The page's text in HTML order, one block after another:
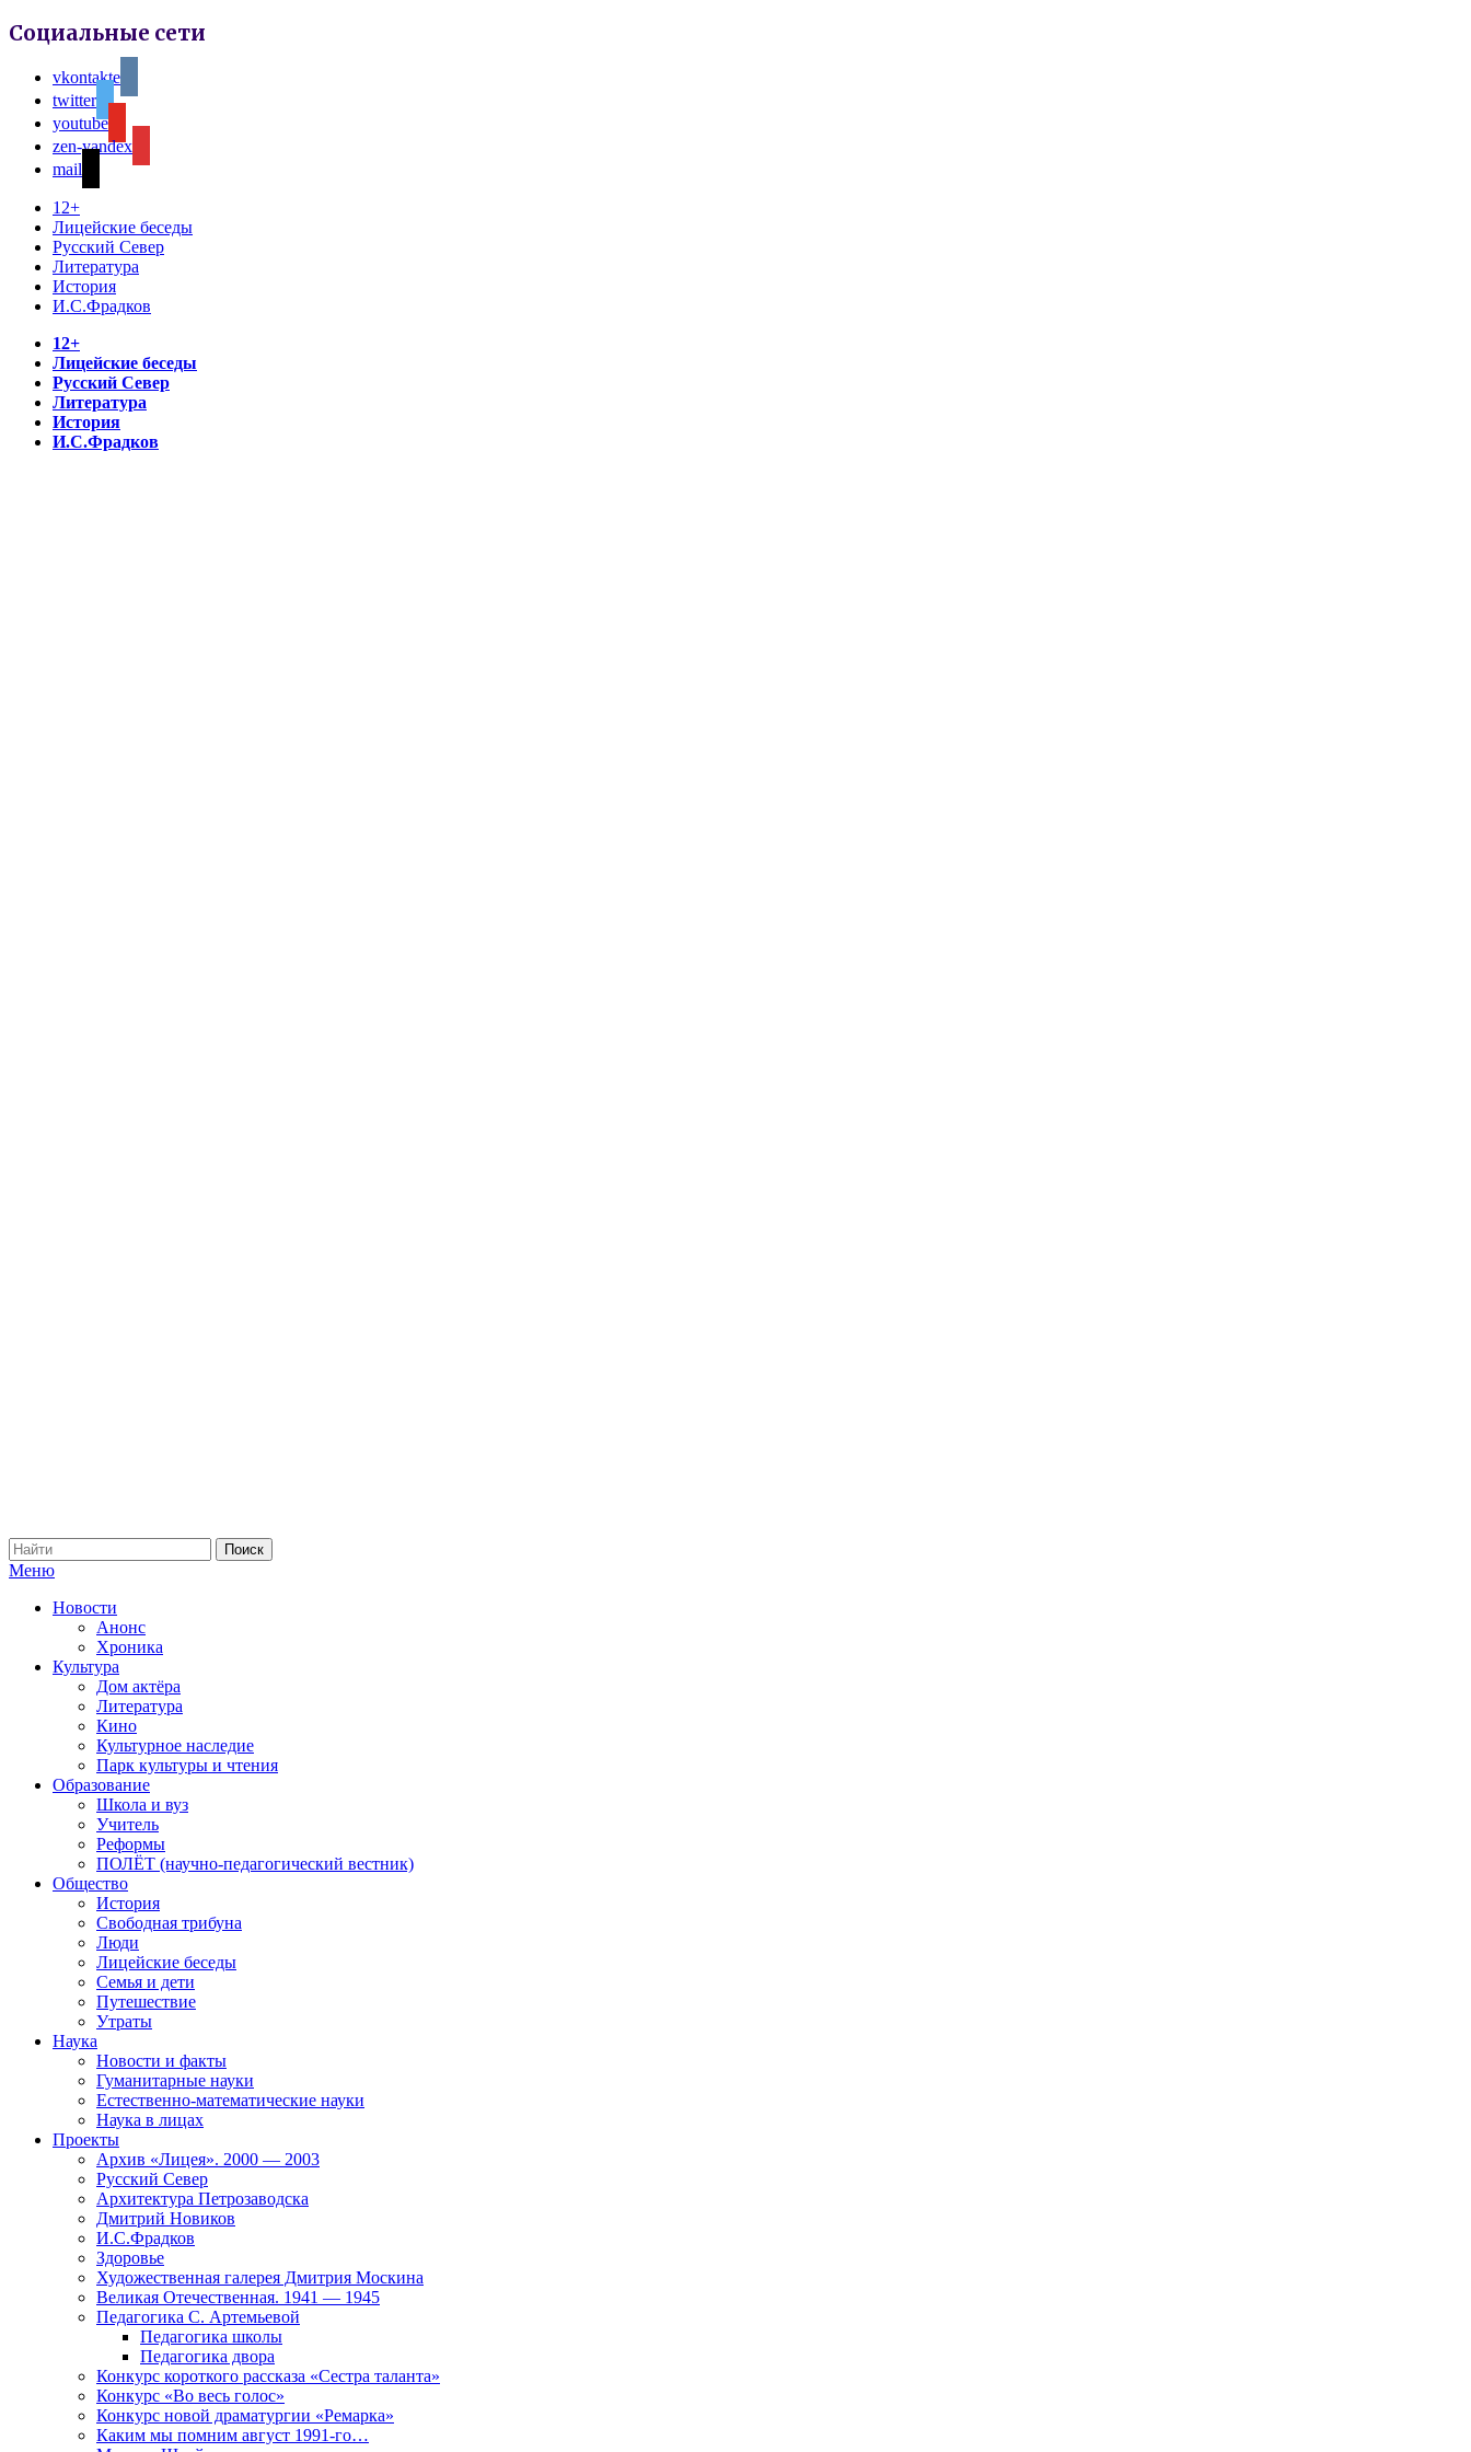
Социальные сети
vkontakte
twitter
youtube
zen-yandex
mail
12+
Лицейские беседы
Русский Север
Литература
История
И.С.Фрадков
12+
Лицейские беседы
Русский Север
Литература
История
И.С.Фрадков
Меню
Новости
Анонс
Хроника
Культура
Дом актёра
Литература
Кино
Культурное наследие
Парк культуры и чтения
Образование
Школа и вуз
Учитель
Реформы
ПОЛЁТ (научно-педагогический вестник)
Общество
История
Свободная трибуна
Люди
Лицейские беседы
Семья и дети
Путешествие
Утраты
Наука
Новости и факты
Гуманитарные науки
Естественно-математические науки
Наука в лицах
Проекты
Архив «Лицея». 2000 — 2003
Русский Север
Архитектура Петрозаводска
Дмитрий Новиков
И.С.Фрадков
Здоровье
Художественная галерея Дмитрия Москина
Великая Отечественная. 1941 — 1945
Педагогика С. Артемьевой
Педагогика школы
Педагогика двора
Конкурс короткого рассказа «Сестра таланта»
Конкурс «Во весь голос»
Конкурс новой драматургии «Ремарка»
Каким мы помним август 1991-го…